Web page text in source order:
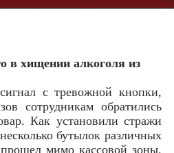
в хищении алкоголя из
с тревожной кнопки,
сотрудникам обратились
Как установили стражи
бутылок различных
мимо кассовой зоны.